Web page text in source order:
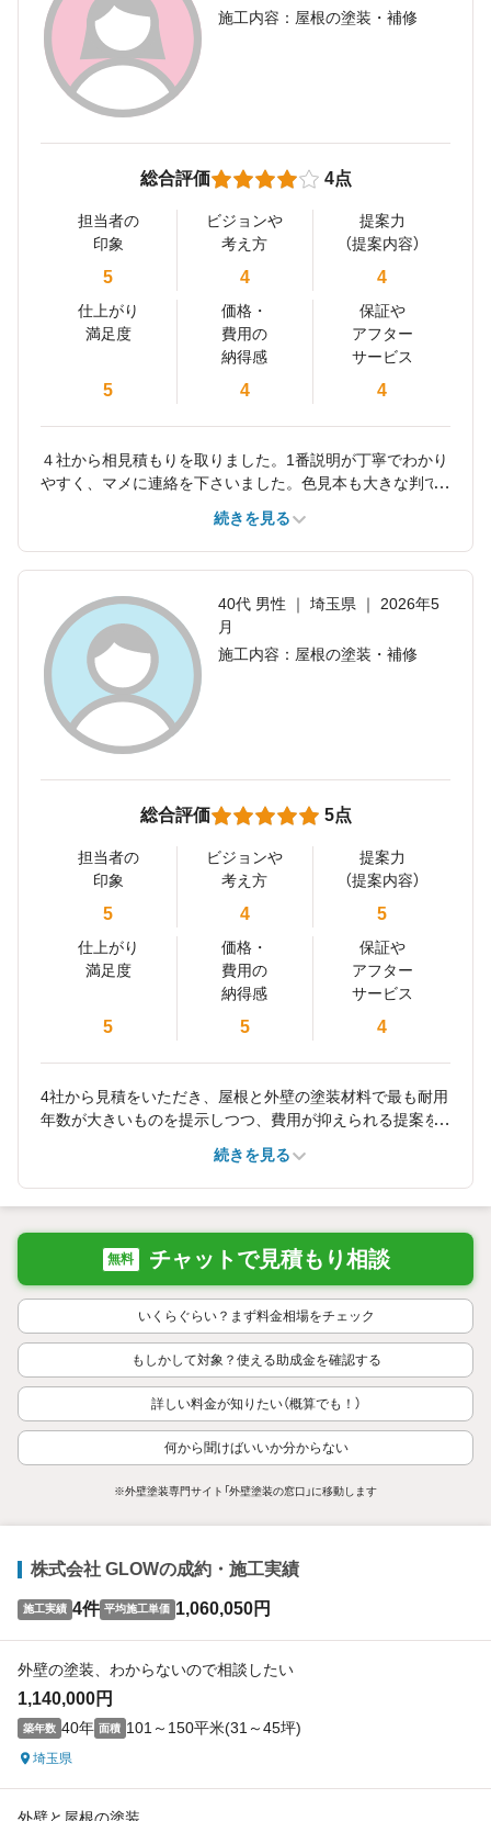
施工内容：屋根の塗装・補修
総合評価 4点
担当者の
印象
5
ビジョンや
考え方
4
提案力
（提案内容）
4
仕上がり
満足度
5
価格・
費用の
納得感
4
保証や
アフター
サービス
4
４社から相見積もりを取りました。1番説明が丁寧でわかり
やすく、マメに連絡を下さいました。色見本も大きな判で
続きを見る
40代 男性 ｜ 埼玉県 ｜ 2026年5
月
施工内容：屋根の塗装・補修
総合評価 5点
担当者の
印象
5
ビジョンや
考え方
4
提案力
（提案内容）
5
仕上がり
満足度
5
価格・
費用の
納得感
5
保証や
アフター
サービス
4
4社から見積をいただき、屋根と外壁の塗装材料で最も耐用
年数が大きいものを提示しつつ、費用が抑えられる提案を
いので、メールを中心にご連絡いただくようにし、迅速に
ご対応いただきました。見積もりはドローンを活用し、わ
かりやすい説明をいただき、納得して工事をお願いできま
した。
続きを見る
無料 チャットで見積もり相談
いくらぐらい？まず料金相場をチェック
もしかして対象？使える助成金を確認する
詳しい料金が知りたい（概算でも！）
何から聞けばいいか分からない
※外壁塗装専門サイト「外壁塗装の窓口」に移動します
株式会社 GLOWの成約・施工実績
施工実績 4件 平均施工単価 1,060,050円
外壁の塗装、わからないので相談したい
1,140,000円
築年数 40年 面積 101～150平米(31～45坪)
埼玉県